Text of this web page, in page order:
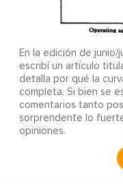
En la edición de
escribí un artículo
detalla por qué la
completa. Si bien se
comentarios tanto
sorprendente lo
opiniones.